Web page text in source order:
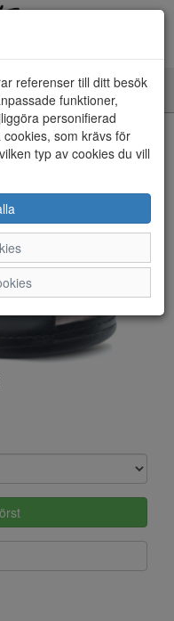
referenser till ditt besök
funktioner,
personifierad
som krävs för
typ av cookies du vill